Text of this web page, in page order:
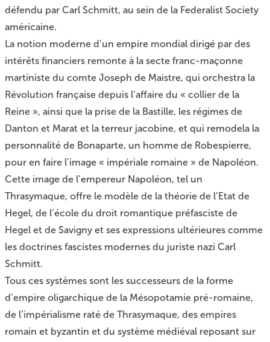
défendu par Carl Schmitt, au sein de la Federalist Society
américaine.
La notion moderne d’un empire mondial dirigé par des
intérêts financiers remonte à la secte franc-maçonne
martiniste du comte Joseph de Maistre, qui orchestra la
Révolution française depuis l’affaire du « collier de la
Reine », ainsi que la prise de la Bastille, les régimes de
Danton et Marat et la terreur jacobine, et qui remodela la
personnalité de Bonaparte, un homme de Robespierre,
pour en faire l’image « impériale romaine » de Napoléon.
Cette image de l’empereur Napoléon, tel un
Thrasymaque, offre le modèle de la théorie de l’Etat de
Hegel, de l’école du droit romantique préfasciste de
Hegel et de Savigny et ses expressions ultérieures comme
les doctrines fascistes modernes du juriste nazi Carl
Schmitt.
Tous ces systèmes sont les successeurs de la forme
d’empire oligarchique de la Mésopotamie pré-romaine,
de l’impérialisme raté de Thrasymaque, des empires
romain et byzantin et du système médiéval reposant sur